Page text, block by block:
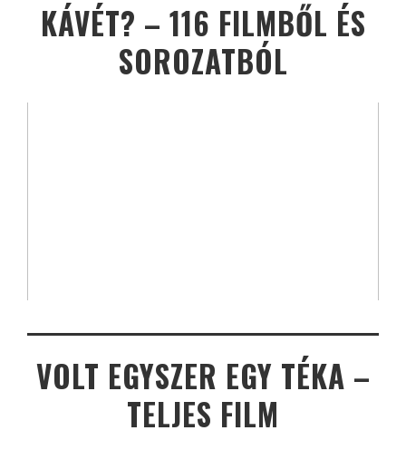
KÁVÉT? – 116 FILMBŐL ÉS
SOROZATBÓL
VOLT EGYSZER EGY TÉKA –
TELJES FILM